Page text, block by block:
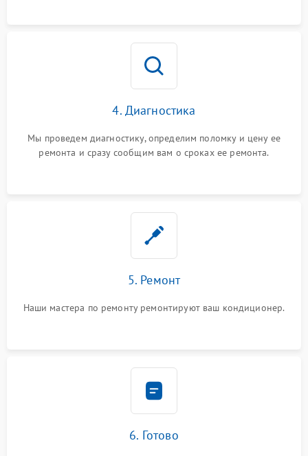
4. Диагностика
Мы проведем диагностику, определим поломку и цену ее
ремонта и сразу сообщим вам о сроках ее ремонта.
5. Ремонт
Наши мастера по ремонту ремонтируют ваш кондиционер.
6. Готово